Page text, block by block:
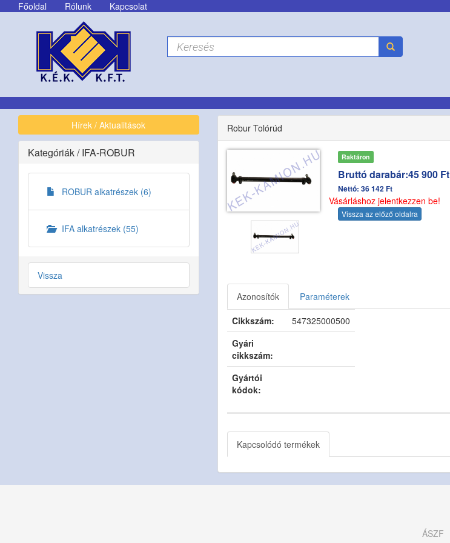
Főoldal Rólunk Kapcsolat
Hírek / Aktualitások
Kategóriák/IFA-ROBUR
ROBUR alkatrészek (6)
IFA alkatrészek (55)
Vissza
Robur Tolórúd
Raktáron
Bruttó darabár:45 900 Ft
Nettó: 36 142 Ft
Vásárláshoz jelentkezzen be!
Vissza az előző oldalra
Azonosítók
Paraméterek
Cikkszám:
547325000500
Gyári
cikkszám:
Gyártói
kódok:
Kapcsolódó termékek
ÁSZF